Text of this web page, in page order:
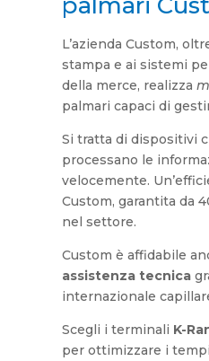
L’azienda Custom,
stampa e ai sistemi
della merce, realizza
palmari capaci di
Si tratta di dispositivi
processano le
velocemente.
Custom, garantita da
nel settore.
Custom è affidabile
assistenza tecnica
internazionale
Scegli i terminali K-
per ottimizzare i